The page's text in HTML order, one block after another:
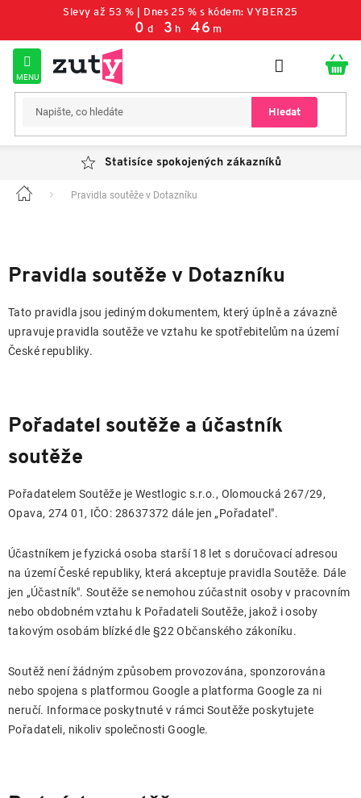
Slevy až 53 % | Dnes 25 % s kódem: VYBER25
0 d 3 h 46 m
Hledat
Statisíce spokojených zákazníků
Domů Pravidla soutěže v Dotazníku
Pravidla soutěže v Dotazníku
Tato pravidla jsou jediným dokumentem, který úplně a závazně
upravuje pravidla soutěže ve vztahu ke spotřebitelům na území
České republiky.
Pořadatel soutěže a účastník
soutěže
Pořadatelem Soutěže je Westlogic s.r.o., Olomoucká 267/29,
Opava, 274 01, IČO: 28637372 dále jen „Pořadatel".
Účastníkem je fyzická osoba starší 18 let s doručovací adresou
na území České republiky, která akceptuje pravidla Soutěže. Dále
jen „Účastník". Soutěže se nemohou zúčastnit osoby v pracovním
nebo obdobném vztahu k Pořadateli Soutěže, jakož i osoby
takovým osobám blízké dle §22 Občanského zákoníku.
Soutěž není žádným způsobem provozována, sponzorována
nebo spojena s platformou Google a platforma Google za ni
neručí. Informace poskytnuté v rámci Soutěže poskytujete
Pořadateli, nikoliv společnosti Google.